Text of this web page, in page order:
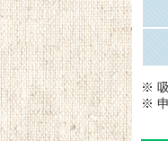
※
※